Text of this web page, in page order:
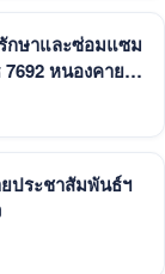
กษาและซ่อมแซม
หนองคาย
ประชาสัมพันธ์ฯ